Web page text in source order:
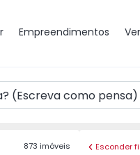
Empreendimentos
873 imóveis Esconder